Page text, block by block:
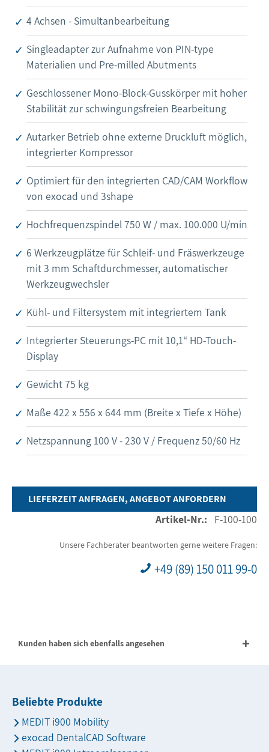
4 Achsen - Simultanbearbeitung
Singleadapter zur Aufnahme von PIN-type
Materialien und Pre-milled Abutments
Geschlossener Mono-Block-Gusskörper mit hoher
Stabilität zur schwingungsfreien Bearbeitung
Autarker Betrieb ohne externe Druckluft möglich,
integrierter Kompressor
Optimiert für den integrierten CAD/CAM Workflow
von exocad und 3shape
Hochfrequenzspindel 750 W / max. 100.000 U/min
6 Werkzeugplätze für Schleif- und Fräswerkzeuge
mit 3 mm Schaftdurchmesser, automatischer
Werkzeugwechsler
Kühl- und Filtersystem mit integriertem Tank
Integrierter Steuerungs-PC mit 10,1“ HD-Touch-
Display
Gewicht 75 kg
Maße 422 x 556 x 644 mm (Breite x Tiefe x Höhe)
Netzspannung 100 V - 230 V / Frequenz 50/60 Hz
LIEFERZEIT ANFRAGEN, ANGEBOT ANFORDERN
Artikel-Nr.: F-100-100
Unsere Fachberater beantworten gerne weitere Fragen:
+49 (89) 150 011 99-0
Kunden haben sich ebenfalls angesehen
Beliebte Produkte
MEDIT i900 Mobility
exocad DentalCAD Software